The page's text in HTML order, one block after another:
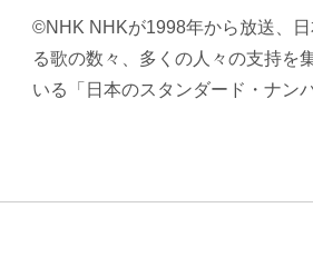
©NHK NHKが1998年から放送、
る歌の数々、多くの人々の支持を
いる「日本のスタンダード・ナン